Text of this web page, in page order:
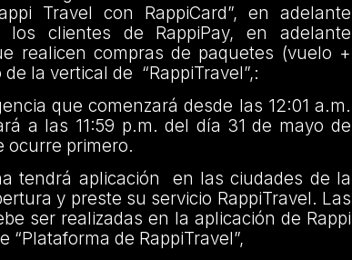
Travel con RappiCard”, en adelante
clientes de RappiPay, en adelante
realicen compras de paquetes (vuelo +
la vertical de “RappiTravel”,:
que comenzará desde las 12:01 a.m.
a las 11:59 p.m. del día 31 de mayo de
ocurre primero.
tendrá aplicación en las ciudades de la
y preste su servicio RappiTravel. Las
ser realizadas en la aplicación de Rappi
de RappiTravel”,